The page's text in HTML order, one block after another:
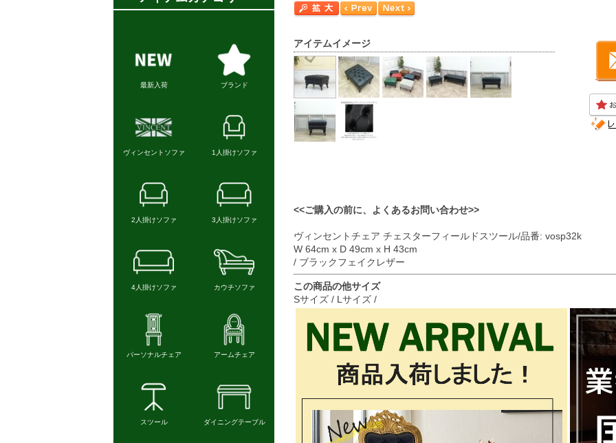
アイテムイメージ
<<ご購入の前に、よくあるお問い合わせ>>
ヴィンセントチェア チェスターフィールドスツール/品番: vosp32k
W 64cm x D 49cm x H 43cm
/ ブラックフェイクレザー
この商品の他サイズ
Sサイズ / Lサイズ /